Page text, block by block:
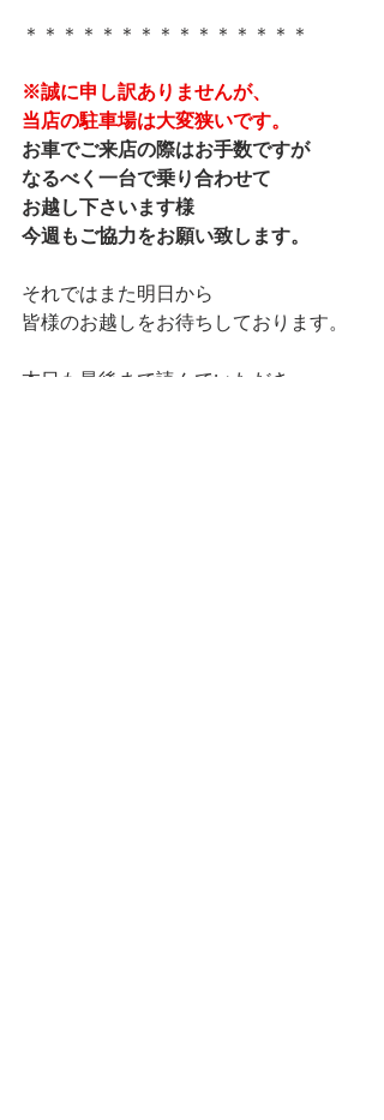
＊＊＊＊＊＊＊＊＊＊＊＊＊＊＊
※誠に申し訳ありませんが、
当店の駐車場は大変狭いです。
お車でご来店の際はお手数ですが
なるべく一台で乗り合わせて
お越し下さいます様
今週もご協力をお願い致します。
それではまた明日から
皆様のお越しをお待ちしております。
本日も最後まで読んでいただき、